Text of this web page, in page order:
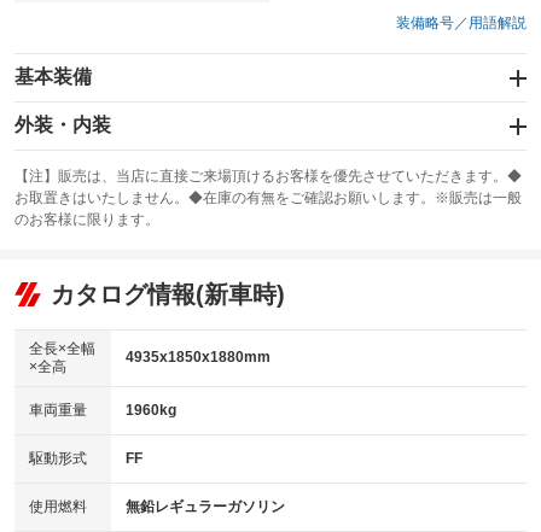
装備略号／用語解説
基本装備
エアバッグ：運転席/助手席/サイド
：装備あり
：装備あり
サンルーフ
：装備なし ABS
リフトアップ
：装備なし
：装備なし
パワーウィンドウ
アイドリングストップ
：装備なし
USB入力端子
：装備なし
100V電源
：装備なし
外装・内装
カーナビ：SDナビ
：装備あり
TV：フルセグ
：装備あり
ビジュアル：-／DVD再生
：装備あり
アルミホイール：18インチ
：装備あり
HID(キセノンライト)
バックカメラ
【注】販売は、当店に直接ご来場頂けるお客様を優先させていただきます。◆
お取置きはいたしません。◆在庫の有無をご確認お願いします。※販売は一般
のお客様に限ります。
カタログ情報(新車時)
全長×全幅
×全高
4935x1850x1880mm
車両重量 1960kg
駆動形式 FF
使用燃料 無鉛レギュラーガソリン